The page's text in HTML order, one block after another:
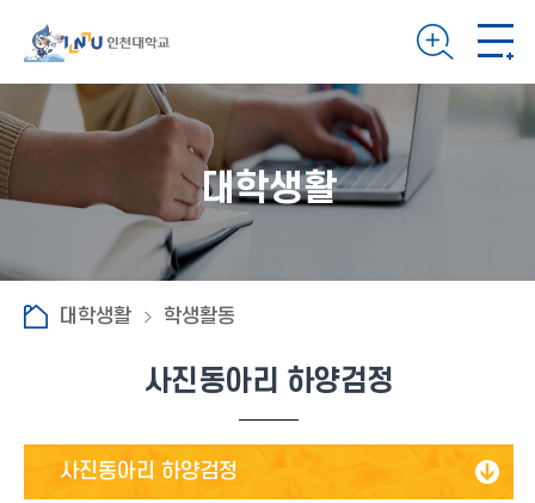
대학생활
대학생활 학생활동
사진동아리 하양검정
사진동아리 하양검정